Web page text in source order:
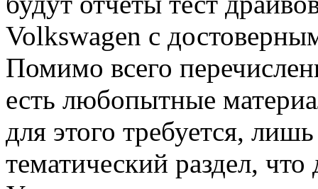
Volkswagen с
Помимо всего
есть любопытные
для этого требуется,
тематический раздел,